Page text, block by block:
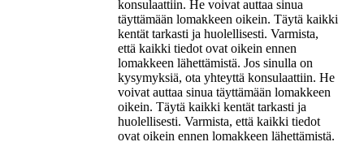
konsulaattiin. He voivat auttaa sinua
täyttämään lomakkeen oikein. Täytä kaikki
kentät tarkasti ja huolellisesti. Varmista,
että kaikki tiedot ovat oikein ennen
lomakkeen lähettämistä. Jos sinulla on
kysymyksiä, ota yhteyttä konsulaattiin. He
voivat auttaa sinua täyttämään lomakkeen
oikein. Täytä kaikki kentät tarkasti ja
huolellisesti. Varmista, että kaikki tiedot
ovat oikein ennen lomakkeen lähettämistä.